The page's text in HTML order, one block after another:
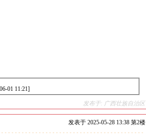
曦月 2025-06-01 11:21]
发布于: 广西壮族自治区
发表于 2025-05-28 13:38 第2楼